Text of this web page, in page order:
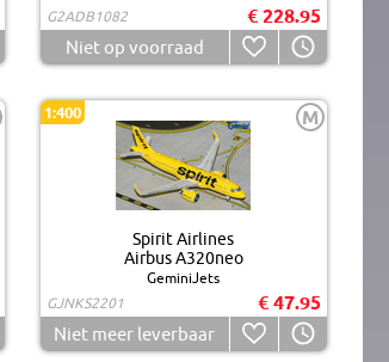
G2ADB1082
€ 228.95
Niet op voorraad
1:400 M
Spirit Airlines
Airbus A320neo
GeminiJets
GJNKS2201
€ 47.95
Niet meer leverbaar